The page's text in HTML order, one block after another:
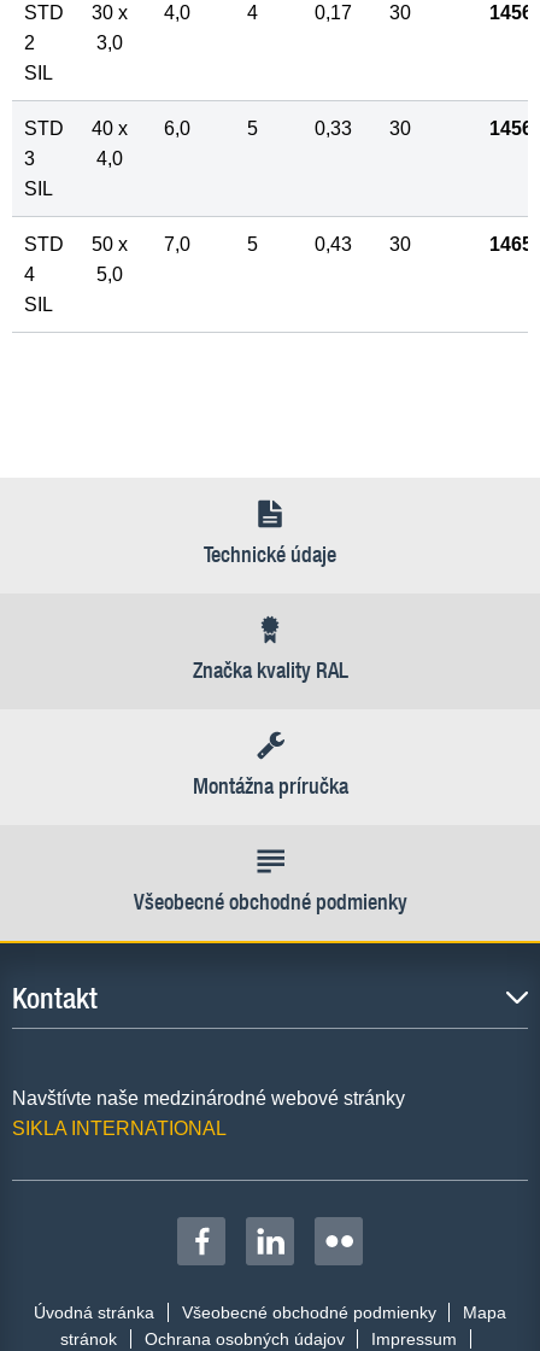
STD
2
SIL
30 x
3,0
4,0 4 0,17 30
STD
3
SIL
40 x
4,0
6,0 5 0,33 30
STD
4
SIL
50 x
5,0
7,0 5 0,43 30
Technické údaje
Značka kvality RAL
Montážna príručka
Všeobecné obchodné podmienky
Kontakt
Navštívte naše medzinárodné webové stránky
SIKLA INTERNATIONAL
Úvodná stránka Všeobecné obchodné podmienky
Mapa
stránok
Ochrana osobných údajov Impressum